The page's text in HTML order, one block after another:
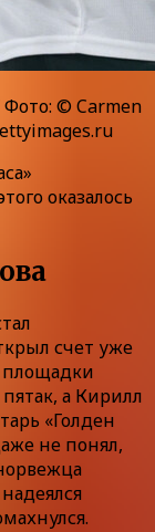
© Carmen
оказалось
счет уже
площадки
а Кирилл
«Голден
не понял,